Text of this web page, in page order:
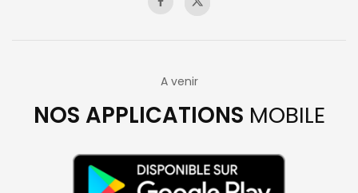
A venir
NOS APPLICATIONS MOBILE